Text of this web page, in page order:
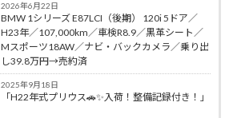
2026年6月22日
BMW 1シリーズ E87LCI（後期） 120i 5ドア／
H23年／107,000km／車検R8.9／黒革シート／
Mスポーツ18AW／ナビ・バックカメラ／乗り出
し39.8万円→売約済
2025年9月18日
「H22年式プリウス🚗✨入荷！整備記録付き！」